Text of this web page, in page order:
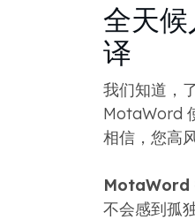
全天
译
我们知道，
MotaWord
相信，您高
MotaWord
不会感到孤